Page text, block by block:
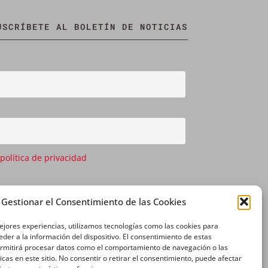
Gestionar el Consentimiento de las Cookies
experiencias, utilizamos tecnologías como las cookies para
a la información del dispositivo. El consentimiento de estas
procesar datos como el comportamiento de navegación o las
en este sitio. No consentir o retirar el consentimiento, puede afectar
AL BOLETÍN DE NOTICIAS
de privacidad